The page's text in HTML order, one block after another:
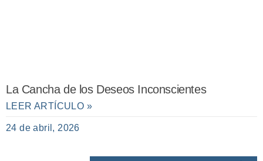
La Cancha de los Deseos Inconscientes
LEER ARTÍCULO »
24 de abril, 2026